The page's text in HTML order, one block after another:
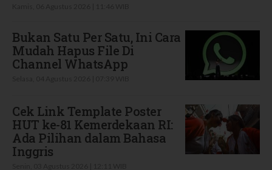
Bukan Satu Per Satu, Ini Cara
Mudah Hapus File Di
Channel WhatsApp
Cek Link Template Poster
HUT ke-81 Kemerdekaan RI:
Ada Pilihan dalam Bahasa
Inggris